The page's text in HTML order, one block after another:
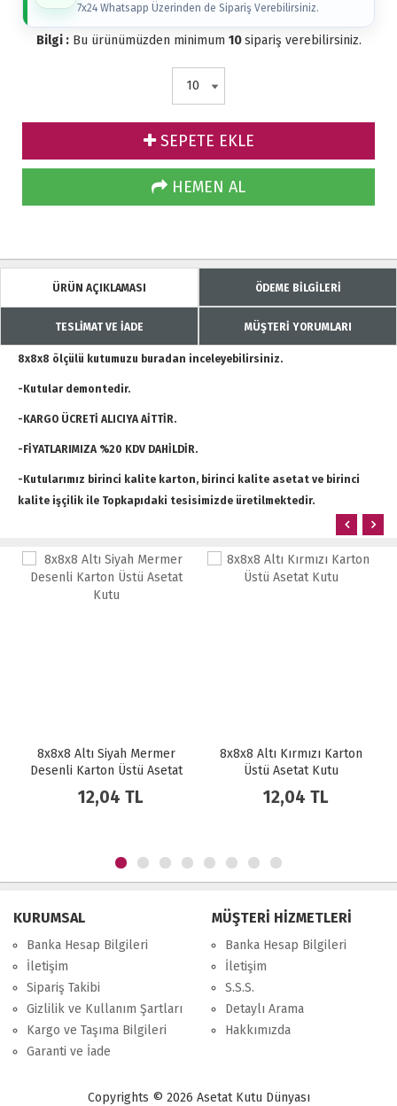
7x24 Whatsapp Üzerinden de Sipariş Verebilirsiniz.
Bilgi :Bu ürünümüzden minimum 10sipariş verebilirsiniz.
SEPETE EKLE
HEMEN AL
ÜRÜN AÇIKLAMASI ÖDEME BİLGİLERİ
TESLİMAT VE İADE MÜŞTERİ YORUMLARI
8x8x8 ölçülü kutumuzu buradan inceleyebilirsiniz.
-Kutular demontedir.
-KARGO ÜCRETİ ALICIYA AİTTİR.
-FİYATLARIMIZA %20 KDV DAHİLDİR.
-Kutularımız birinci kalite karton, birinci kalite asetat ve birinci
kalite işçilik ile Topkapıdaki tesisimizde üretilmektedir.
8x8x8 Altı Siyah Mermer
Desenli Karton Üstü Asetat
Kutu
12,04 TL
8x8x8 Altı Kırmızı Karton
Üstü Asetat Kutu
12,04 TL
KURUMSAL
Banka Hesap Bilgileri
İletişim
Sipariş Takibi
Gizlilik ve Kullanım Şartları
Kargo ve Taşıma Bilgileri
Garanti ve İade
MÜŞTERİ HİZMETLERİ
Banka Hesap Bilgileri
İletişim
S.S.S.
Detaylı Arama
Hakkımızda
Copyrights © 2026 Asetat Kutu Dünyası